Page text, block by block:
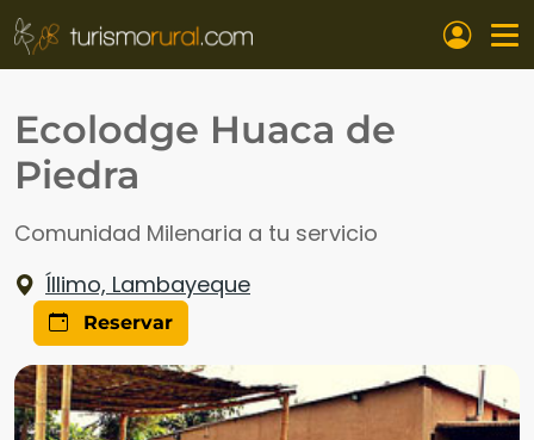
Pasar al contenido principal
Ecolodge Huaca de
Piedra
Comunidad Milenaria a tu servicio
Íllimo, Lambayeque
Reservar